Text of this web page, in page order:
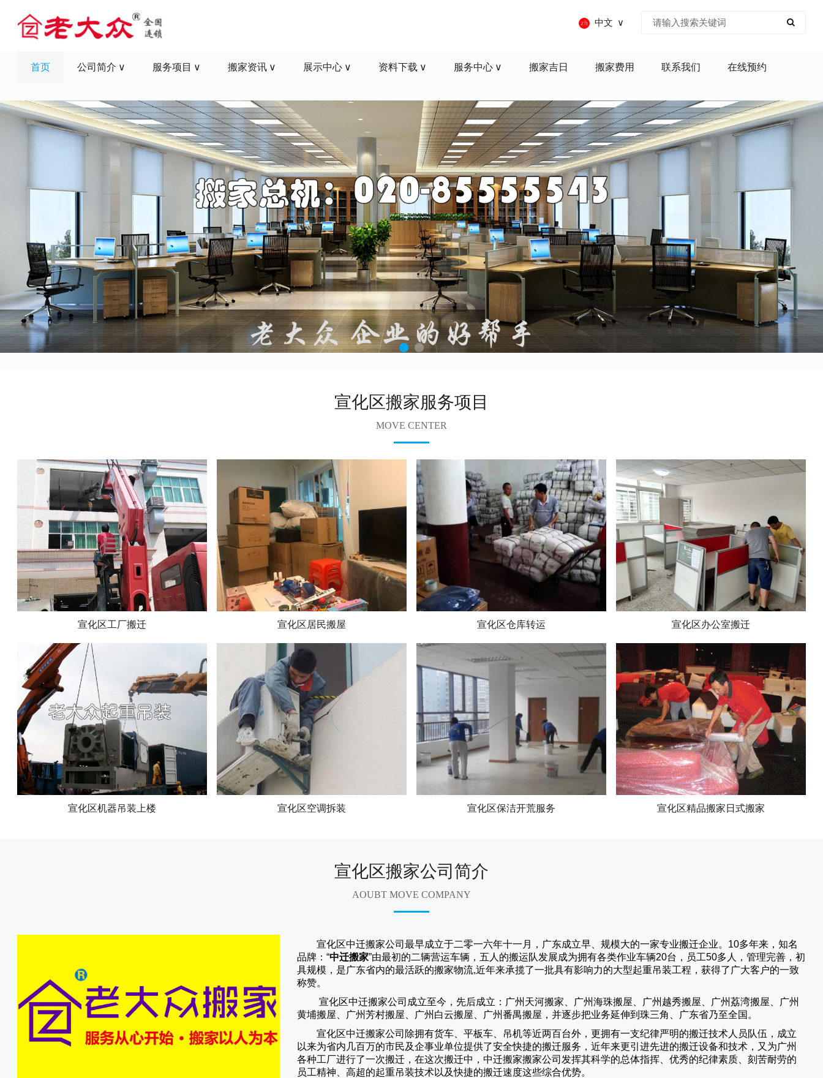
中文
首页 公司简介 服务项目 搬家资讯 展示中心 资料下载 服务中心 搬家吉日 搬家费用 联系我们 在线预约
宣化区搬家服务项目
MOVE CENTER
宣化区工厂搬迁 宣化区居民搬屋 宣化区仓库转运 宣化区办公室搬迁
宣化区机器吊装上楼 宣化区空调拆装 宣化区保洁开荒服务 宣化区精品搬家日式搬家
宣化区搬家公司简介
AOUBT MOVE COMPANY
宣化区中迁搬家公司最早成立于二零一六年十一月，广东成立早、规模大的一家专业搬迁企业。10多年来，知名
品牌：“中迁搬家”由最初的二辆营运车辆，五人的搬运队发展成为拥有各类作业车辆20台，员工50多人，管理完善，初
具规模，是广东省内的最活跃的搬家物流,近年来承揽了一批具有影响力的大型起重吊装工程，获得了广大客户的一致
称赞。
宣化区中迁搬家公司成立至今，先后成立：广州天河搬家、广州海珠搬屋、广州越秀搬屋、广州荔湾搬屋、广州
黄埔搬屋、广州芳村搬屋、广州白云搬屋、广州番禺搬屋，并逐步把业务延伸到珠三角、广东省乃至全国。
宣化区中迁搬家公司除拥有货车、平板车、吊机等近两百台外，更拥有一支纪律严明的搬迁技术人员队伍，成立
以来为省内几百万的市民及企事业单位提供了安全快捷的搬迁服务，近年来更引进先进的搬迁设备和技术，又为广州
各种工厂进行了一次搬迁，在这次搬迁中，中迁搬家搬家公司发挥其科学的总体指挥、优秀的纪律素质、刻苦耐劳的
员工精神、高超的起重吊装技术以及快捷的搬迁速度这些综合优势。